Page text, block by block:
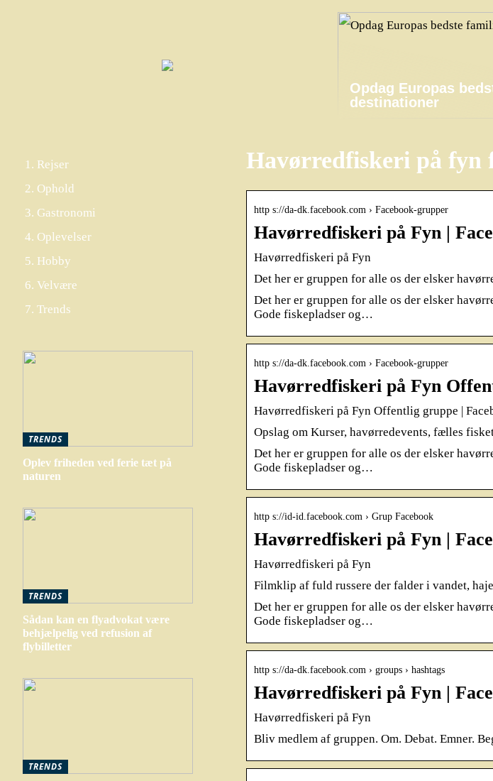
Opdag Europas
destinationer
Havørredfiskeri på fyn
http s://da-dk.facebook.com › Facebook-grupper
Havørredfiskeri på Fyn |
Havørredfiskeri på Fyn
Det her er gruppen for alle os der elsker
Det her er gruppen for alle os der elsker
Gode fiskepladser og…
http s://da-dk.facebook.com › Facebook-grupper
Havørredfiskeri på Fyn
Havørredfiskeri på Fyn Offentlig gruppe |
Opslag om Kurser, havørredevents, fælles
Det her er gruppen for alle os der elsker
Gode fiskepladser og…
http s://id-id.facebook.com › Grup Facebook
Havørredfiskeri på Fyn |
Havørredfiskeri på Fyn
Filmklip af fuld russere der falder i vandet,
Det her er gruppen for alle os der elsker
Gode fiskepladser og…
http s://da-dk.facebook.com › groups › hashtags
Havørredfiskeri på Fyn |
Havørredfiskeri på Fyn
Bliv medlem af gruppen. Om. Debat. Emner.
Rejser
Ophold
Gastronomi
Oplevelser
Hobby
Velvære
Trends
TRENDS
Oplev friheden ved ferie tæt på
naturen
TRENDS
Sådan kan en flyadvokat være
behjælpelig ved refusion af
flybilletter
TRENDS